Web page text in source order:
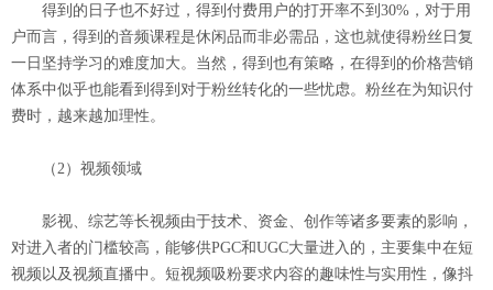
得到的日子也不好过，得到付费用户的打开率不到30%，对于用
户而言，得到的音频课程是休闲品而非必需品，这也就使得粉丝日复
一日坚持学习的难度加大。当然，得到也有策略，在得到的价格营销
体系中似乎也能看到得到对于粉丝转化的一些忧虑。粉丝在为知识付
费时，越来越加理性。
（2）视频领域
影视、综艺等长视频由于技术、资金、创作等诸多要素的影响，
对进入者的门槛较高，能够供PGC和UGC大量进入的，主要集中在短
视频以及视频直播中。短视频吸粉要求内容的趣味性与实用性，像抖